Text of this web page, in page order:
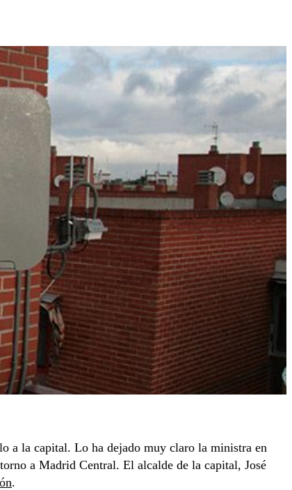
a la capital. Lo ha dejado muy claro la ministra en
a Madrid Central. El alcalde de la capital, José
.